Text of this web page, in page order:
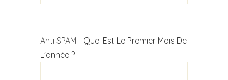
Anti SPAM - Quel Est Le Premier Mois De
L'année ?